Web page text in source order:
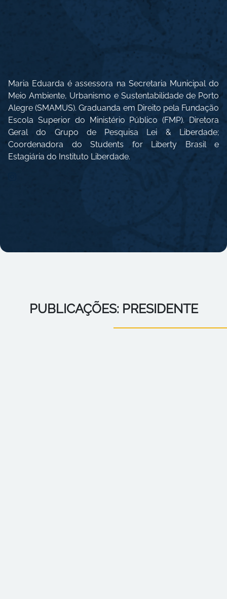
Maria Eduarda é assessora na Secretaria Municipal do
Meio Ambiente, Urbanismo e Sustentabilidade de Porto
Alegre (SMAMUS). Graduanda em Direito pela Fundação
Escola Superior do Ministério Público (FMP). Diretora
Geral do Grupo de Pesquisa Lei & Liberdade;
Coordenadora do Students for Liberty Brasil e
Estagiária do Instituto Liberdade.
PUBLICAÇÕES: PRESIDENTE